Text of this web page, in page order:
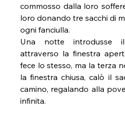
commosso dalla loro
loro donando tre sacchi di
ogni fanciulla.
Una notte introdusse
attraverso la finestra
fece lo stesso, ma la terza
la finestra chiusa, calò il
camino, regalando alla
infinita.